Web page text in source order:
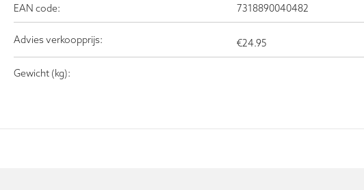
EAN code: 7318890040482
Advies verkoopprijs: €24.95
Gewicht (kg):